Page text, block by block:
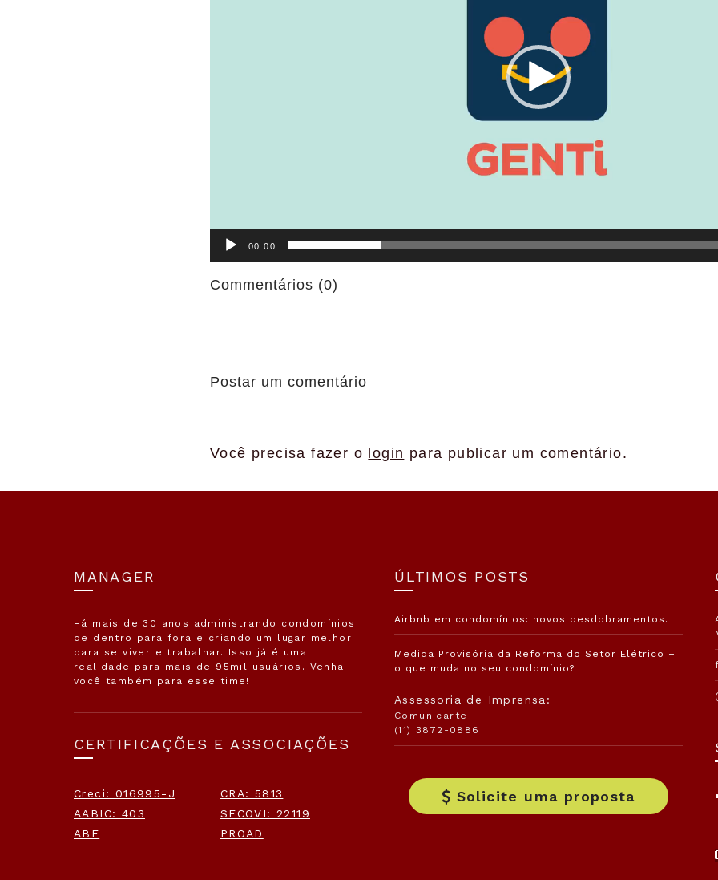
00:00
Commentários (0)
Postar um comentário
Você precisa fazer o login para publicar um comentário.
MANAGER
Há mais de 30 anos administrando condomínios
de dentro para fora e criando um lugar melhor
para se viver e trabalhar. Isso já é uma
realidade para mais de 95mil usuários. Venha
você também para esse time!
CERTIFICAÇÕES E ASSOCIAÇÕES
Creci: 016995-J
CRA: 5813
AABIC: 403
SECOVI: 22119
ABF
PROAD
ÚLTIMOS POSTS
Airbnb em condomínios: novos desdobramentos.
Medida Provisória da Reforma do Setor Elétrico –
o que muda no seu condomínio?
Assessoria de Imprensa:
Comunicarte
(11) 3872-0886
Solicite uma proposta